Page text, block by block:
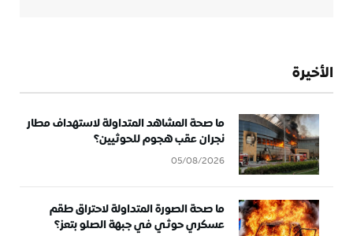
الأخيرة
ما صحة المشاهد المتداولة لاستهداف مطار
نجران عقب هجوم للحوثيين؟
05/08/2026
ما صحة الصورة المتداولة لاحتراق طقم
عسكري حوثي في جبهة الصلو بتعز؟